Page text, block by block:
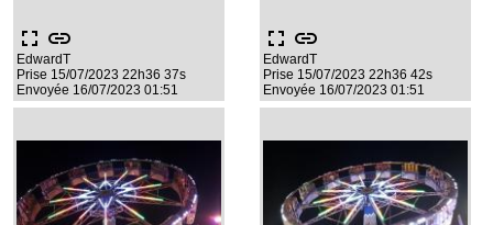
fullscreen link
EdwardT
Prise 15/07/2023 22h36 37s
Envoyée 16/07/2023 01:51
fullscreen link
EdwardT
Prise 15/07/2023 22h36 42s
Envoyée 16/07/2023 01:51